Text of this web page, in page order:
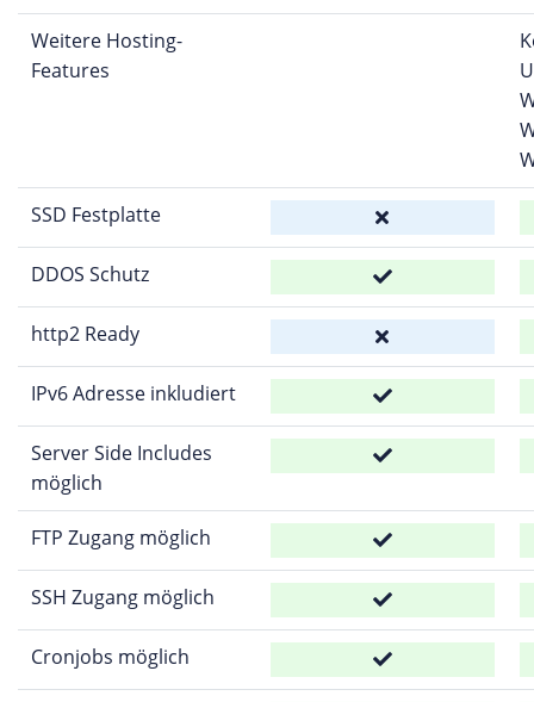
Weitere Hosting-
Features
SSD Festplatte
DDOS Schutz
http2 Ready
IPv6 Adresse inkludiert
Server Side Includes
möglich
FTP Zugang möglich
SSH Zugang möglich
Cronjobs möglich